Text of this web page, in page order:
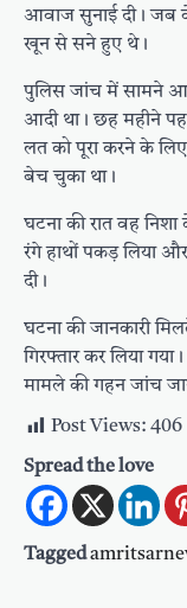
आवाज सुनाई दी। जब
खून से सने हुए थे।
पुलिस जांच में सामने
आदी था। छह महीने
लत को पूरा करने के
बेच चुका था।
घटना की रात वह
रंगे हाथों पकड़ लिया
दी।
घटना की जानकारी
गिरफ्तार कर लिया
मामले की गहन जांच
Post Views: 406
Spread the love
Tagged